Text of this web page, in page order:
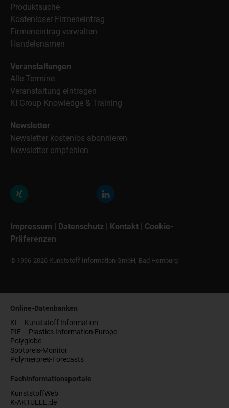
Produktsuche
Kostenloser Firmeneintrag
Firmeneintrag verwalten
Handelsnamen
Veranstaltungen
Alle Termine
Veranstaltung eintragen
KI Group Knowledge & Training
Newsletter
Newsletter kostenlos abonnieren
Newsletter empfehlen
Impressum | Datenschutz | Kontakt | Cookie-
Präferenzen
© 1996-2026 Kunststoff Information GmbH, Bad Homburg
Online-Datenbanken
KI – Kunststoff Information
PIE – Plastics Information Europe
Polyglobe
Spotpreis-Monitor
Polymerpres-Forecasts
Fachinformationsportale
KunststoffWeb
K-AKTUELL.de